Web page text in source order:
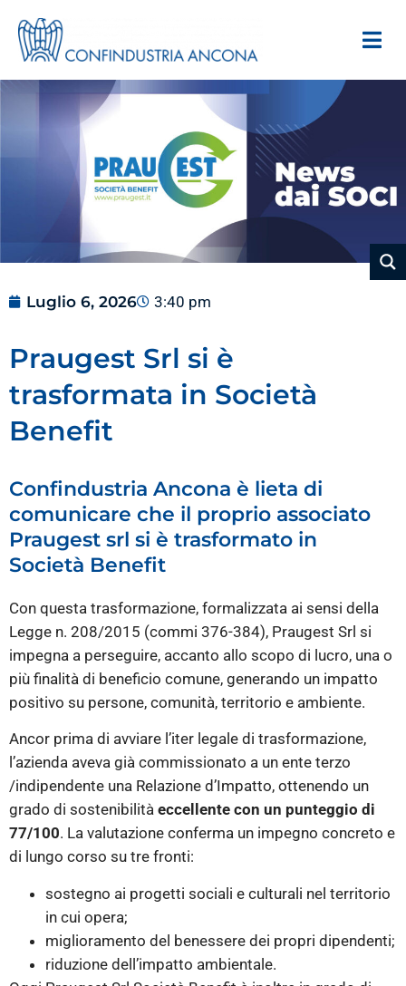
Luglio 6, 2026 3:40 pm
Praugest Srl si è
trasformata in Società
Benefit
Confindustria Ancona è lieta di
comunicare che il proprio associato
Praugest srl si è trasformato in
Società Benefit
Con questa trasformazione, formalizzata ai sensi della
Legge n. 208/2015 (commi 376-384), Praugest Srl si
impegna a perseguire, accanto allo scopo di lucro, una o
più finalità di beneficio comune, generando un impatto
positivo su persone, comunità, territorio e ambiente.
Ancor prima di avviare l’iter legale di trasformazione,
l’azienda aveva già commissionato a un ente terzo
/indipendente una Relazione d’Impatto, ottenendo un
grado di sostenibilità eccellente con un punteggio di
77/100. La valutazione conferma un impegno concreto e
di lungo corso su tre fronti:
sostegno ai progetti sociali e culturali nel territorio
in cui opera;
miglioramento del benessere dei propri dipendenti;
riduzione dell’impatto ambientale.